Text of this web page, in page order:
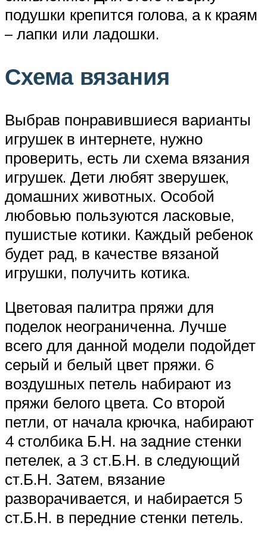
подушки крепится голова, а к краям
– лапки или ладошки.
Схема вязания
Выбрав понравившиеся варианты
игрушек в интернете, нужно
проверить, есть ли схема вязания
игрушек. Дети любят зверушек,
домашних животных. Особой
любовью пользуются ласковые,
пушистые котики. Каждый ребенок
будет рад, в качестве вязаной
игрушки, получить котика.
Цветовая палитра пряжи для
поделок неограниченна. Лучше
всего для данной модели подойдет
серый и белый цвет пряжи. 6
воздушных петель набирают из
пряжи белого цвета. Со второй
петли, от начала крючка, набирают
4 столбика Б.Н. на задние стенки
петелек, а 3 ст.Б.Н. в следующий
ст.Б.Н. Затем, вязание
разворачивается, и набирается 5
ст.Б.Н. в передние стенки петель.